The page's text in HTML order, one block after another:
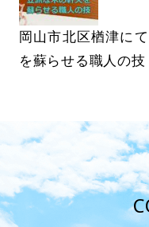
岡山市北区楢津に
を蘇らせる職人の技